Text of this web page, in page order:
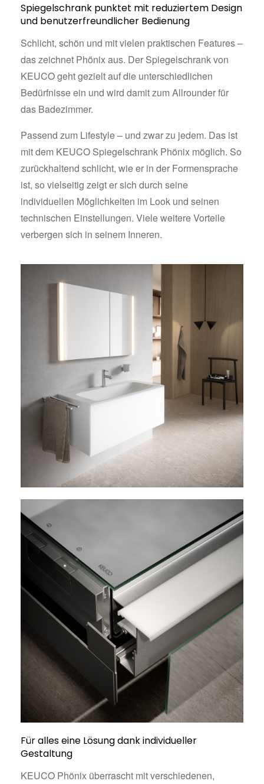
Spiegelschrank punktet mit reduziertem Design
und benutzerfreundlicher Bedienung
Schlicht, schön und mit vielen praktischen Features –
das zeichnet Phönix aus. Der Spiegelschrank von
KEUCO geht gezielt auf die unterschiedlichen
Bedürfnisse ein und wird damit zum Allrounder für
das Badezimmer.
Passend zum Lifestyle – und zwar zu jedem. Das ist
mit dem KEUCO Spiegelschrank Phönix möglich. So
zurückhaltend schlicht, wie er in der Formensprache
ist, so vielseitig zeigt er sich durch seine
individuellen Möglichkeiten im Look und seinen
technischen Einstellungen. Viele weitere Vorteile
verbergen sich in seinem Inneren.
Für alles eine Lösung dank individueller
Gestaltung
KEUCO Phönix überrascht mit verschiedenen,